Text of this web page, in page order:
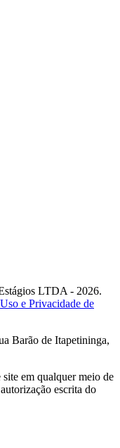
LTDA - 2026.
e Privacidade de
Barão de Itapetininga,
em qualquer meio de
escrita do